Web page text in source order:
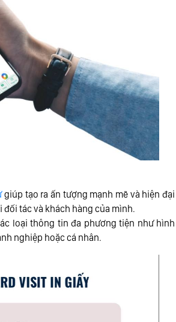
giúp tạo ra ấn tượng mạnh mẽ và hiện đại
tác và khách hàng của mình.
loại thông tin đa phương tiện như hình
nghiệp hoặc cá nhân.